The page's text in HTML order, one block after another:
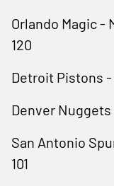
Orlando Magic -
120
Detroit Pistons -
Denver Nuggets
San Antonio
101